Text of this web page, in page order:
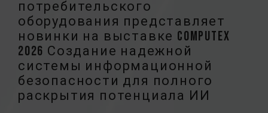
потребительского
оборудования представляет
новинки на выставке COMPUTEX
2026 Создание надежной
системы информационной
безопасности для полного
раскрытия потенциала ИИ